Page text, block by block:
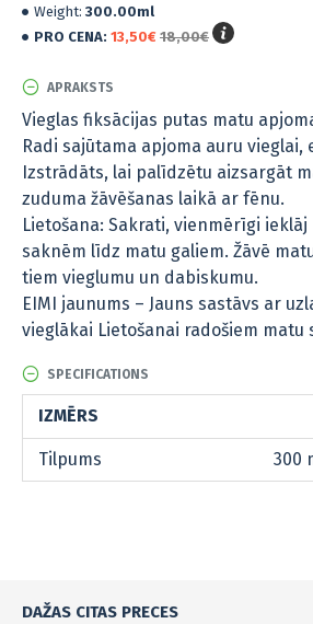
Weight: 300.00ml
PRO CENA: 13,50€ 18,00€
APRAKSTS
Vieglas fiksācijas putas matu
Radi sajūtama apjoma auru vieglai,
Izstrādāts, lai palīdzētu aizsargāt
zuduma žāvēšanas laikā ar fēnu.
Lietošana: Sakrati, vienmērīgi
saknēm līdz matu galiem. Žāvē
tiem vieglumu un dabiskumu.
EIMI jaunums – Jauns sastāvs ar
vieglākai Lietošanai radošiem matu
SPECIFICATIONS
IZMĒRS
Tilpums 300
DAŽAS CITAS PRECES